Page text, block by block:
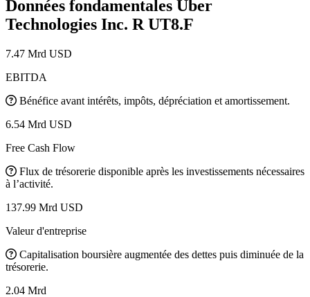
Données fondamentales Uber
Technologies Inc. R UT8.F
7.47 Mrd USD
EBITDA
Bénéfice avant intérêts, impôts, dépréciation et amortissement.
6.54 Mrd USD
Free Cash Flow
Flux de trésorerie disponible après les investissements nécessaires
à l’activité.
137.99 Mrd USD
Valeur d'entreprise
Capitalisation boursière augmentée des dettes puis diminuée de la
trésorerie.
2.04 Mrd